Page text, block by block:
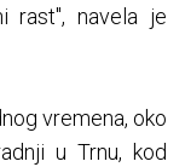
rast", navela je
vremena, oko
u Trnu, kod